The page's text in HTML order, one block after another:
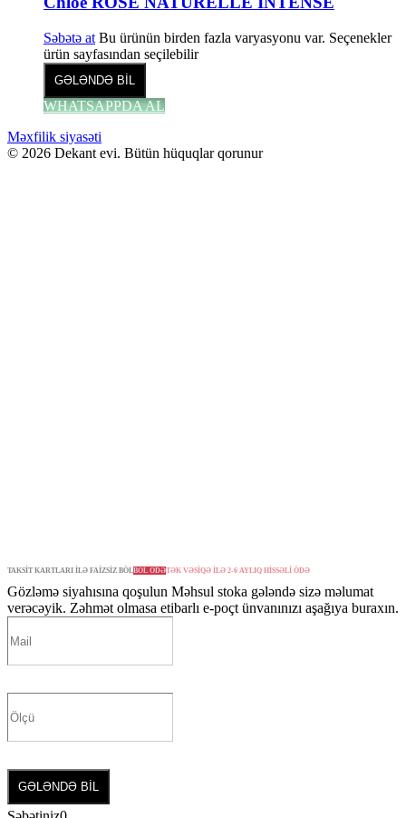
Səbətə at Bu ürünün birden fazla varyasyonu var. Seçenekler
ürün sayfasından seçilebilir
GƏLƏNDƏ BİL
WHATSAPPDA AL
Məxfilik siyasəti
© 2026 Dekant evi. Bütün hüquqlar qorunur
TAKSİT KARTLARI İLƏ FAİZSİZ BÖLBÖL ÖDƏTƏK VƏSİQƏ İLƏ 2-6 AYLIQ HİSSƏLİ ÖDƏ
Gözləmə siyahısına qoşulun Məhsul stoka gələndə sizə məlumat
verəcəyik. Zəhmət olmasa etibarlı e-poçt ünvanınızı aşağıya buraxın.
GƏLƏNDƏ BİL